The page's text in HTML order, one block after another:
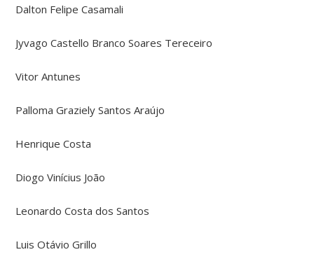
Dalton Felipe Casamali
Jyvago Castello Branco Soares Tereceiro
Vitor Antunes
Palloma Graziely Santos Araújo
Henrique Costa
Diogo Vinícius João
Leonardo Costa dos Santos
Luis Otávio Grillo